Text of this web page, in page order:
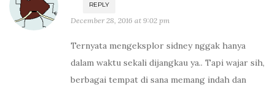
REPLY
December 28, 2016 at 9:02 pm
Ternyata mengeksplor sidney nggak hanya
dalam waktu sekali dijangkau ya.. Tapi wajar sih,
berbagai tempat di sana memang indah dan